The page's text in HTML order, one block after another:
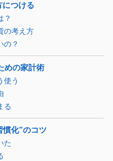
つける
？
の考え方
の？
めの家計術
使う
る
慣化”のコツ
た